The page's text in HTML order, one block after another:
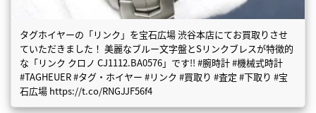
タグホイヤーの「リンク」を宝石広場 渋谷本店にてお買取りさせ
ていただきました！ 美麗なブルー文字盤とSリンクブレスが特徴的
な「リンク クロノ CJ1112.BA0576」です!! #腕時計 #機械式時計
#TAGHEUER #タグ・ホイヤー #リンク #買取り #査定 #下取り #宝
石広場 https://t.co/RNGJJF56f4